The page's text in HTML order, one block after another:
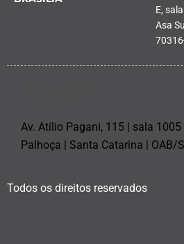
E,
Asa
Av. Atílio Pagani, 115 | sala 1005
Palhoça | Santa Catarina | OAB/
Todos os direitos reservados